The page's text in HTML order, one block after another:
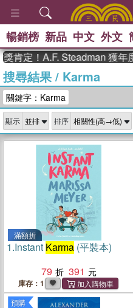
、
獎
登
偉
暢銷榜 新品 中文 外文
A.F. Steadman 獲年度作
搜尋結果/ Karma
關鍵字：Karma
顯示 排序
滿額折
1.Instant Karma (平裝本)
79
391
庫存：1
預購